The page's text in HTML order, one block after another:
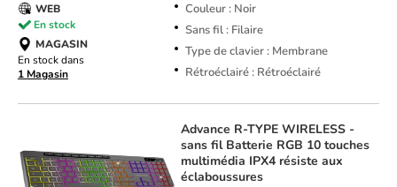
Couleur : Noir
Sans fil : Filaire
Type de clavier : Membrane
Rétroéclairé : Rétroéclairé
WEB
En stock
MAGASIN
En stock dans
1 Magasin
Advance R-TYPE WIRELESS -
sans fil Batterie RGB 10 touches
multimédia IPX4 résiste aux
éclaboussures